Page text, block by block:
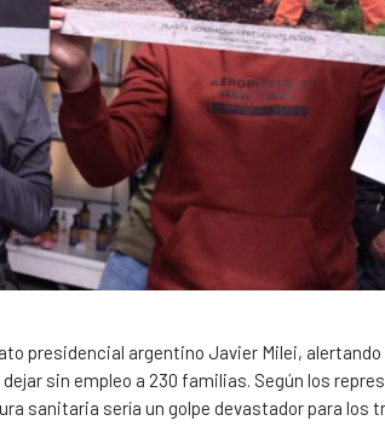
presidencial argentino Javier Milei, alertando
sin empleo a 230 familias. Según los
sanitaria sería un golpe devastador para los